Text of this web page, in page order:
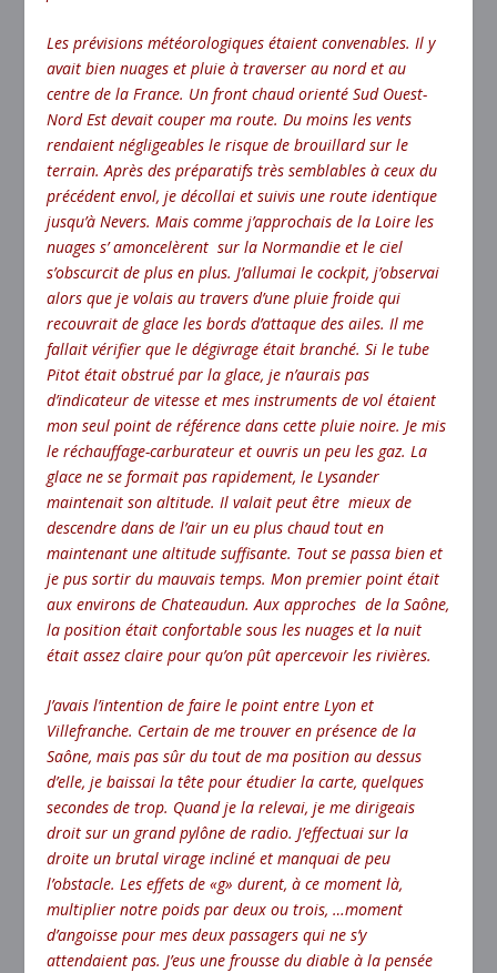
Les prévisions météorologiques étaient convenables. Il y
avait bien nuages et pluie à traverser au nord et au
centre de la France. Un front chaud orienté Sud Ouest-
Nord Est devait couper ma route. Du moins les vents
rendaient négligeables le risque de brouillard sur le
terrain. Après des préparatifs très semblables à ceux du
précédent envol, je décollai et suivis une route identique
jusqu’à Nevers. Mais comme j’approchais de la Loire les
nuages s’ amoncelèrent sur la Normandie et le ciel
s’obscurcit de plus en plus. J’allumai le cockpit, j’observai
alors que je volais au travers d’une pluie froide qui
recouvrait de glace les bords d’attaque des ailes. Il me
fallait vérifier que le dégivrage était branché. Si le tube
Pitot était obstrué par la glace, je n’aurais pas
d’indicateur de vitesse et mes instruments de vol étaient
mon seul point de référence dans cette pluie noire. Je mis
le réchauffage-carburateur et ouvris un peu les gaz. La
glace ne se formait pas rapidement, le Lysander
maintenait son altitude. Il valait peut être mieux de
descendre dans de l’air un eu plus chaud tout en
maintenant une altitude suffisante. Tout se passa bien et
je pus sortir du mauvais temps. Mon premier point était
aux environs de Chateaudun. Aux approches de la Saône,
la position était confortable sous les nuages et la nuit
était assez claire pour qu’on pût apercevoir les rivières.
J’avais l’intention de faire le point entre Lyon et
Villefranche. Certain de me trouver en présence de la
Saône, mais pas sûr du tout de ma position au dessus
d’elle, je baissai la tête pour étudier la carte, quelques
secondes de trop. Quand je la relevai, je me dirigeais
droit sur un grand pylône de radio. J’effectuai sur la
droite un brutal virage incliné et manquai de peu
l’obstacle. Les effets de «g» durent, à ce moment là,
multiplier notre poids par deux ou trois, …moment
d’angoisse pour mes deux passagers qui ne s’y
attendaient pas. J’eus une frousse du diable à la pensée